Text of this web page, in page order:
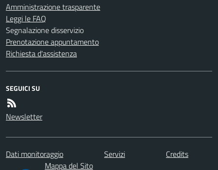
Amministrazione trasparente
Leggi le FAQ
Segnalazione disservizio
Prenotazione appuntamento
Richiesta d'assistenza
SEGUICI SU
Newsletter
Dati monitoraggio Servizi
Credits
Mappa del Sito